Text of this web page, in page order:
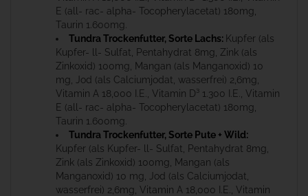
E (all- rac- alpha- Tocopherylacetat) 180mg,
Taurin 1.600mg.
Tundra Trockenfutter, Sorte Lachs: Kupfer (als
Kupfer- ll- Sulfat, Pentahydrat 8mg, Zink (als
Zinkoxid) 100mg, Mangan (als Manganoxid) 10
mg, Jod (als Calciumjodat, wasserfrei) 2,6mg,
Vitamin A 18,000 I.E., Vitamin D³ 1.300 I.E., Vitamin
E (all- rac- alpha- Tocopherylacetat) 180mg,
Taurin 1.600mg.
Tundra Trockenfutter, Sorte Pute + Wild:
Kupfer (als Kupfer- ll- Sulfat, Pentahydrat 8mg,
Zink (als Zinkoxid) 100mg, Mangan (als
Manganoxid) 10 mg, Jod (als Calciumjodat,
wasserfrei) 2,6mg, Vitamin A 18,000 I.E., Vitamin